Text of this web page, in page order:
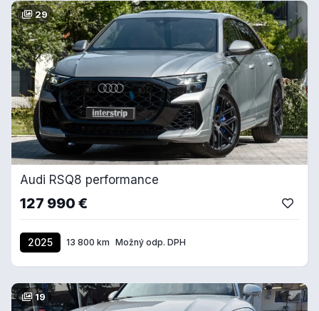
29
Audi RSQ8 performance
127 990 €
2025 13 800 km Možný odp. DPH
19